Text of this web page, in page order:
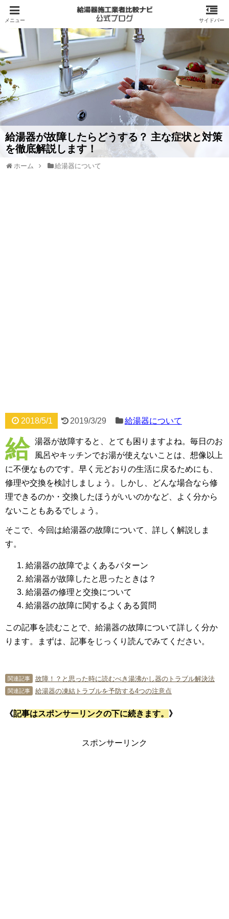
給湯器が故障したらどうする？ 主な症状と対策
を徹底解説します！
ホーム 給湯器について
2018/5/1 2019/3/29 給湯器について
給 湯器が故障すると、とても困りますよね。毎日のお
風呂やキッチンでお湯が使えないことは、想像以上
に不便なものです。早く元どおりの生活に戻るためにも、
修理や交換を検討しましょう。しかし、どんな場合なら修
理できるのか・交換したほうがいいのかなど、よく分から
ないこともあるでしょう。
そこで、今回は給湯器の故障について、詳しく解説しま
す。
給湯器の故障でよくあるパターン
給湯器が故障したと思ったときは？
給湯器の修理と交換について
給湯器の故障に関するよくある質問
この記事を読むことで、給湯器の故障について詳しく分か
ります。まずは、記事をじっくり読んでみてください。
関連記事 故障！？と思った時に読むべき湯沸かし器のトラブル解決法
関連記事 給湯器の凍結トラブルを予防する4つの注意点
《記事はスポンサーリンクの下に続きます。 》
スポンサーリンク